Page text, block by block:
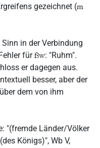
gezeichnet (m
in der Verbindung
fürfꜣw: "Ruhm".
er dagegen aus.
besser, aber der
dem von ihm
"(fremde Länder/Völker
Königs)", Wb V,